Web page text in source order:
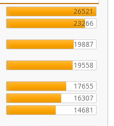
26521
23266
19887
19558
17655
16307
14681